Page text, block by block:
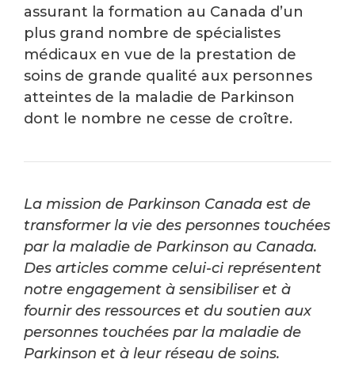
assurant la formation au Canada d’un
plus grand nombre de spécialistes
médicaux en vue de la prestation de
soins de grande qualité aux personnes
atteintes de la maladie de Parkinson
dont le nombre ne cesse de croître.
La mission de Parkinson Canada est de
transformer la vie des personnes touchées
par la maladie de Parkinson au Canada.
Des articles comme celui-ci représentent
notre engagement à sensibiliser et à
fournir des ressources et du soutien aux
personnes touchées par la maladie de
Parkinson et à leur réseau de soins.